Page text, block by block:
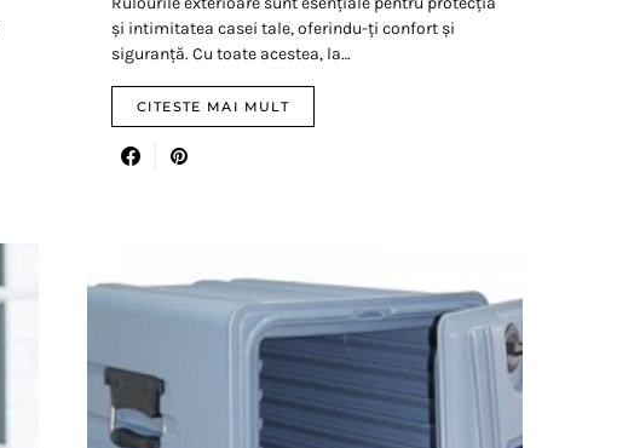
și intimitatea casei tale, oferindu-ți confort și
siguranță. Cu toate acestea, la…
CITESTE MAI MULT